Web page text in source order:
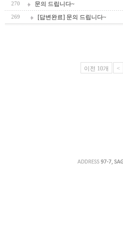
270 문의 드립니다~
269 [답변완료] 문의 드립니다~
이전 10개 <